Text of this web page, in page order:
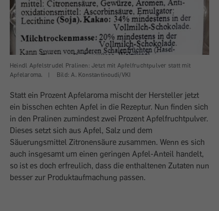
Heindl Apfelstrudel Pralinen: Jetzt mit Apfelfruchtpulver statt mit
Apfelaroma.
| Bild: A. Konstantinoudi/VKI
Statt ein Prozent Apfelaroma mischt der Hersteller jetzt
ein bisschen echten Apfel in die Rezeptur. Nun finden sich
in den Pralinen zumindest zwei Prozent Apfelfruchtpulver.
Dieses setzt sich aus Apfel, Salz und dem
Säuerungsmittel Zitronensäure zusammen. Wenn es sich
auch insgesamt um einen geringen Apfel-Anteil handelt,
so ist es doch erfreulich, dass die enthaltenen Zutaten nun
besser zur Produktaufmachung passen.